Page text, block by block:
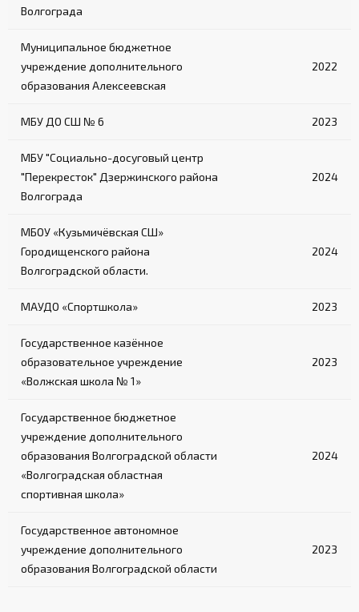
Волгограда
Муниципальное бюджетное
учреждение дополнительного
образования Алексеевская
2022
МБУ ДО СШ № 6 2023
МБУ "Социально-досуговый центр
"Перекресток" Дзержинского района
Волгограда
2024
МБОУ «Кузьмичёвская СШ»
Городищенского района
Волгоградской области.
2024
МАУДО «Спортшкола» 2023
Государственное казённое
образовательное учреждение
«Волжская школа № 1»
2023
Государственное бюджетное
учреждение дополнительного
образования Волгоградской области
«Волгоградская областная
спортивная школа»
2024
Государственное автономное
учреждение дополнительного
образования Волгоградской области
2023